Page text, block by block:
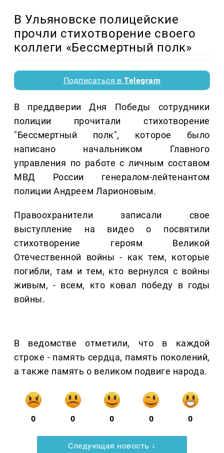
В Ульяновске полицейские
прочли стихотворение своего
коллеги «Бессмертный полк»
Подписаться вTelegram
В преддверии Дня Победы сотрудники
полиции прочитали стихотворение
"Бессмертный полк", которое было
написано начальником Главного
управления по работе с личным составом
МВД России генералом-лейтенантом
полиции Андреем Ларионовым.
Правоохранители записали свое
выступление на видео о посвятили
стихотворение героям Великой
Отечественной войны - как тем, которые
погибли, там и тем, кто вернулся с войны
живым, - всем, кто ковал победу в годы
войны.
В ведомстве отметили, что в каждой
строке - память сердца, память поколений,
а также память о великом подвиге народа.
0 0 0 0 0
Следующая новость ↓